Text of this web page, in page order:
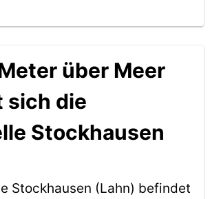
über Meer
sich die
Stockhausen
Stockhausen (Lahn) befindet